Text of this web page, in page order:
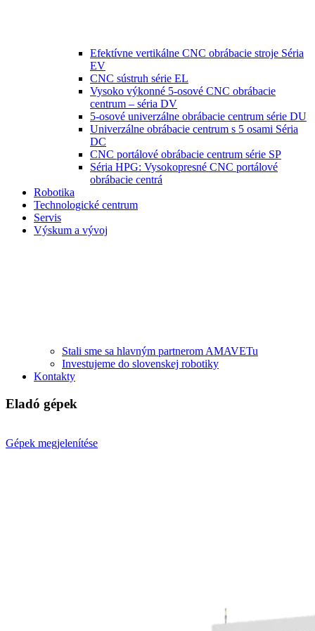
Efektívne vertikálne CNC obrábacie stroje Séria
EV
CNC sústruh série EL
Vysoko výkonné 5-osové CNC obrábacie
centrum – séria DV
5-osové univerzálne obrábacie centrum série DU
Univerzálne obrábacie centrum s 5 osami Séria
DC
CNC portálové obrábacie centrum série SP
Séria HPG: Vysokopresné CNC portálové
obrábacie centrá
Robotika
Technologické centrum
Servis
Výskum a vývoj
Stali sme sa hlavným partnerom AMAVETu
Investujeme do slovenskej robotiky
Kontakty
Eladó gépek
Gépek megjelenítése